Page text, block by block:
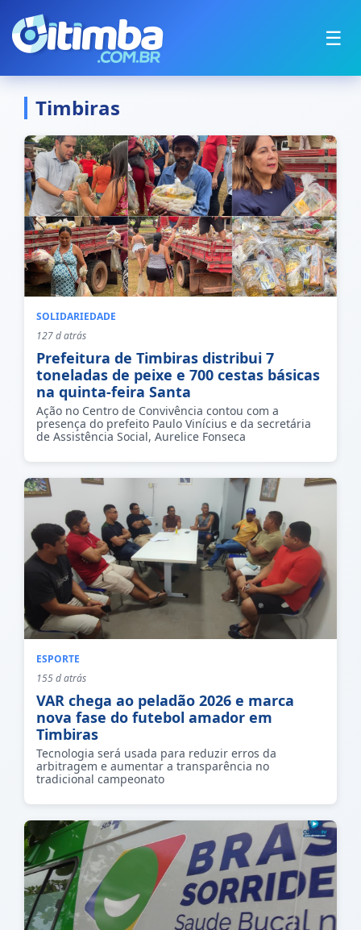
☰
Timbiras
SOLIDARIEDADE
127 d atrás
Prefeitura de Timbiras distribui 7
toneladas de peixe e 700 cestas básicas
na quinta-feira Santa
Ação no Centro de Convivência contou com a
presença do prefeito Paulo Vinícius e da secretária
de Assistência Social, Aurelice Fonseca
ESPORTE
155 d atrás
VAR chega ao peladão 2026 e marca
nova fase do futebol amador em
Timbiras
Tecnologia será usada para reduzir erros da
arbitragem e aumentar a transparência no
tradicional campeonato